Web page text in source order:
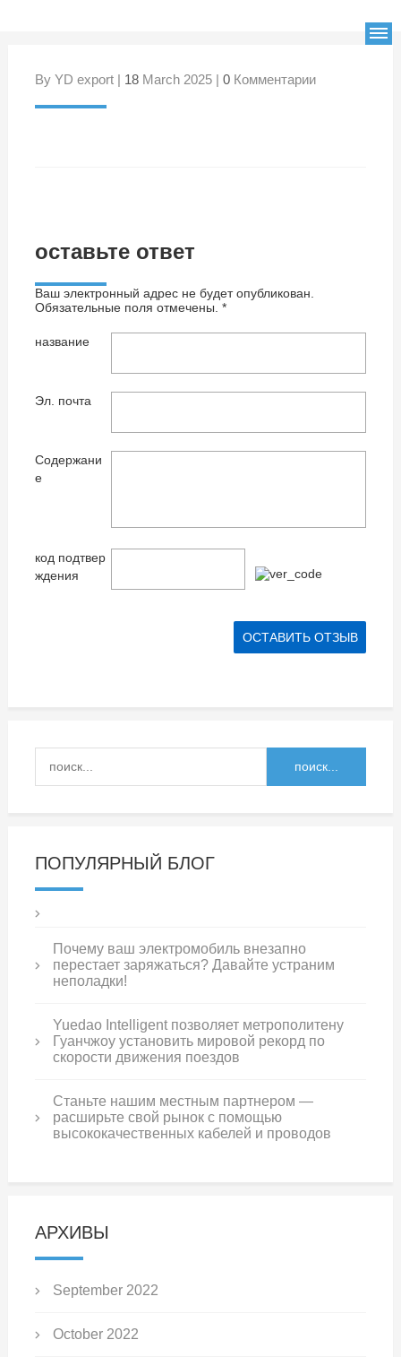
By YD export | 18March 2025 | 0Комментарии
оставьте ответ
Ваш электронный адрес не будет опубликован.
Обязательные поля отмечены. *
название
Эл. почта
Содержани
е
код подтвер
ждения
ПОПУЛЯРНЫЙ БЛОГ
Почему ваш электромобиль внезапно
перестает заряжаться? Давайте устраним
неполадки!
Yuedao Intelligent позволяет метрополитену
Гуанчжоу установить мировой рекорд по
скорости движения поездов
Станьте нашим местным партнером —
расширьте свой рынок с помощью
высококачественных кабелей и проводов
АРХИВЫ
September 2022
October 2022